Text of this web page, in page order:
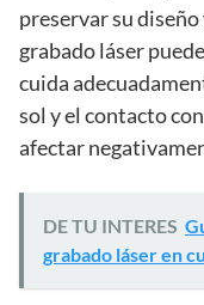
preservar su
grabado láser
cuida
sol y el contacto
afectar
DE TU INTERES
grabado láser en